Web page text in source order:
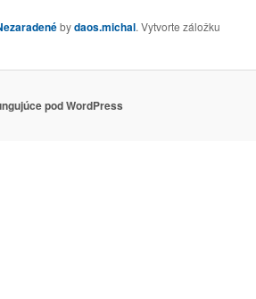
bydaos.michal. Vytvorte záložku
pod WordPress